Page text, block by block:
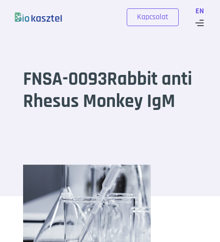
EN
Kapcsolat
FNSA-0093Rabbit anti
Rhesus Monkey IgM